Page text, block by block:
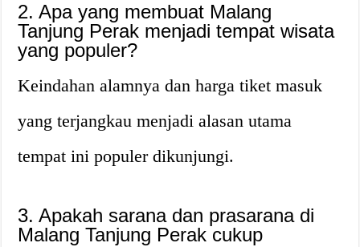
2. Apa yang membuat Malang
Tanjung Perak menjadi tempat wisata
yang populer?
Keindahan alamnya dan harga tiket masuk
yang terjangkau menjadi alasan utama
tempat ini populer dikunjungi.
3. Apakah sarana dan prasarana di
Malang Tanjung Perak cukup